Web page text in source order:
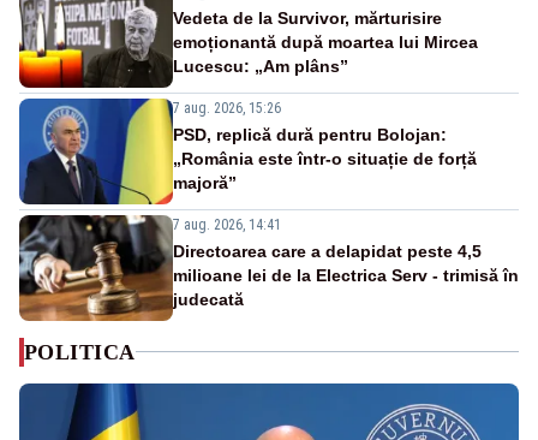
Vedeta de la Survivor, mărturisire
emoționantă după moartea lui Mircea
Lucescu: „Am plâns”
7 aug. 2026, 15:26
PSD, replică dură pentru Bolojan:
„România este într-o situație de forță
majoră”
7 aug. 2026, 14:41
Directoarea care a delapidat peste 4,5
milioane lei de la Electrica Serv - trimisă în
judecată
POLITICA